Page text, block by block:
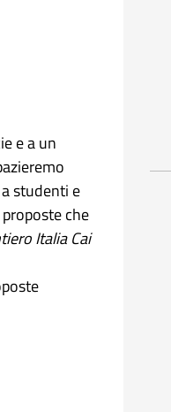
e a un
studenti e
che
Italia Cai